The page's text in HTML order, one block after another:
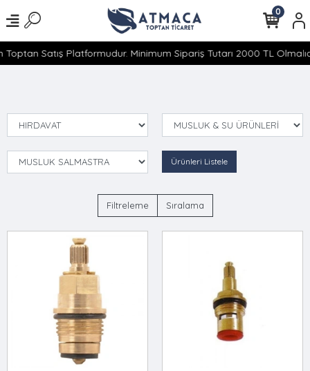
Satış Platformudur. Minimum Sipariş Tutarı 2000 TL
0
Ürünleri Listele
Filtreleme Sıralama